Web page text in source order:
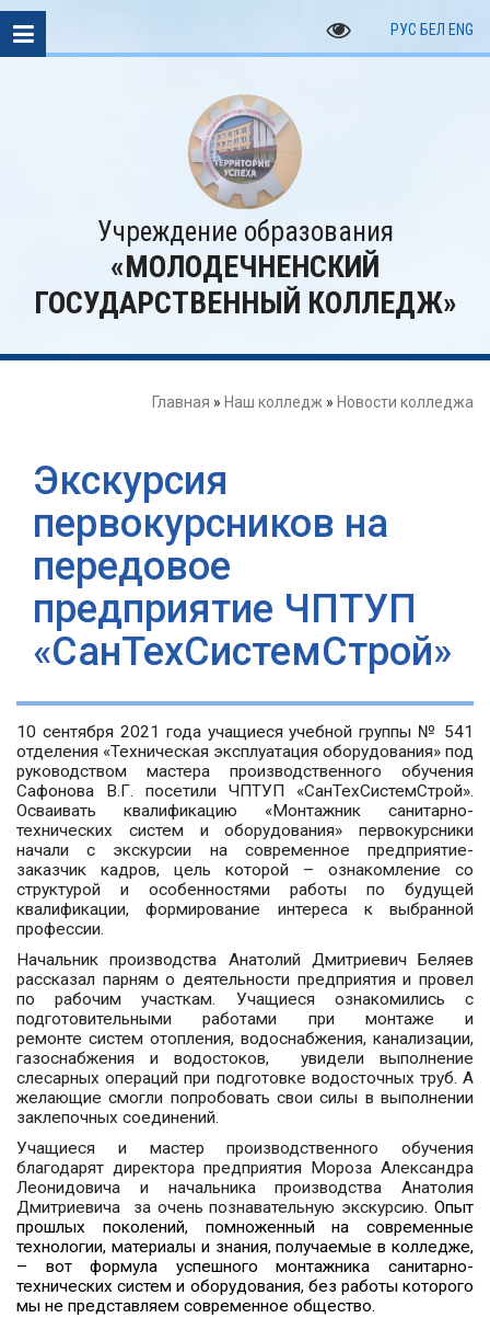
РУС БЕЛ ENG
Учреждение образования
«МОЛОДЕЧНЕНСКИЙ
ГОСУДАРСТВЕННЫЙ КОЛЛЕДЖ»
Главная » Наш колледж » Новости колледжа
Экскурсия
первокурсников на
передовое
предприятие ЧПТУП
«СанТехСистемСтрой»
10 сентября 2021 года учащиеся учебной группы № 541
отделения «Техническая эксплуатация оборудования» под
руководством мастера производственного обучения
Сафонова В.Г. посетили ЧПТУП «СанТехСистемСтрой».
Осваивать квалификацию «Монтажник санитарно-
технических систем и оборудования» первокурсники
начали с экскурсии на современное предприятие-
заказчик кадров, цель которой – ознакомление со
структурой и особенностями работы по будущей
квалификации, формирование интереса к выбранной
профессии.
Начальник производства Анатолий Дмитриевич Беляев
рассказал парням о деятельности предприятия и провел
по рабочим участкам. Учащиеся ознакомились с
подготовительными работами при монтаже и
ремонте систем отопления, водоснабжения, канализации,
газоснабжения и водостоков, увидели выполнение
слесарных операций при подготовке водосточных труб. А
желающие смогли попробовать свои силы в выполнении
заклепочных соединений.
Учащиеся и мастер производственного обучения
благодарят директора предприятия Мороза Александра
Леонидовича и начальника производства Анатолия
Дмитриевича за очень познавательную экскурсию. Опыт
прошлых поколений, помноженный на современные
технологии, материалы и знания, получаемые в колледже,
–­ вот формула успешного монтажника санитарно-
технических систем и оборудования, без работы которого
мы не представляем современное общество.